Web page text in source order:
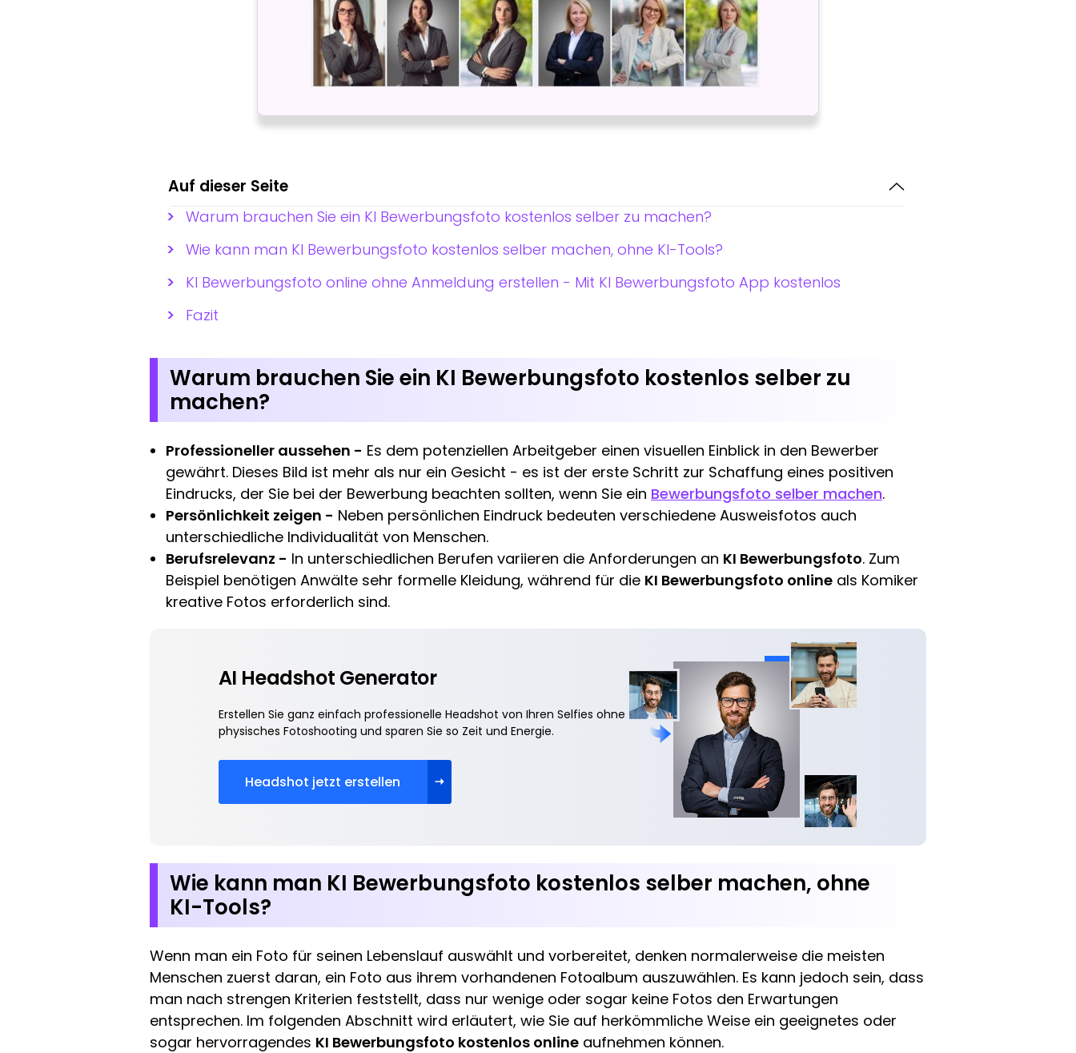
Auf dieser Seite
Warum brauchen Sie ein KI Bewerbungsfoto kostenlos selber zu machen?
Wie kann man KI Bewerbungsfoto kostenlos selber machen, ohne KI-Tools?
KI Bewerbungsfoto online ohne Anmeldung erstellen - Mit KI Bewerbungsfoto App kostenlos
Fazit
Warum brauchen Sie ein KI Bewerbungsfoto kostenlos selber zu
machen?
Professioneller aussehen - Es dem potenziellen Arbeitgeber einen visuellen Einblick in den Bewerber
gewährt. Dieses Bild ist mehr als nur ein Gesicht - es ist der erste Schritt zur Schaffung eines positiven
Eindrucks, der Sie bei der Bewerbung beachten sollten, wenn Sie ein Bewerbungsfoto selber machen.
Persönlichkeit zeigen - Neben persönlichen Eindruck bedeuten verschiedene Ausweisfotos auch
unterschiedliche Individualität von Menschen.
Berufsrelevanz - In unterschiedlichen Berufen variieren die Anforderungen an KI Bewerbungsfoto. Zum
Beispiel benötigen Anwälte sehr formelle Kleidung, während für die KI Bewerbungsfoto online als Komiker
kreative Fotos erforderlich sind.
AI Headshot Generator
Erstellen Sie ganz einfach professionelle Headshot von Ihren Selfies ohne
physisches Fotoshooting und sparen Sie so Zeit und Energie.
Headshot jetzt erstellen
Wie kann man KI Bewerbungsfoto kostenlos selber machen, ohne
KI-Tools?
Wenn man ein Foto für seinen Lebenslauf auswählt und vorbereitet, denken normalerweise die meisten
Menschen zuerst daran, ein Foto aus ihrem vorhandenen Fotoalbum auszuwählen. Es kann jedoch sein, dass
man nach strengen Kriterien feststellt, dass nur wenige oder sogar keine Fotos den Erwartungen
entsprechen. Im folgenden Abschnitt wird erläutert, wie Sie auf herkömmliche Weise ein geeignetes oder
sogar hervorragendes KI Bewerbungsfoto kostenlos online aufnehmen können.